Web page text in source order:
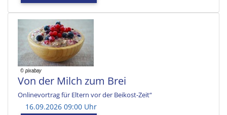
Von der Milch zum Brei
Onlinevortrag für Eltern vor der Beikost-Zeit“
16.09.2026 09:00 Uhr